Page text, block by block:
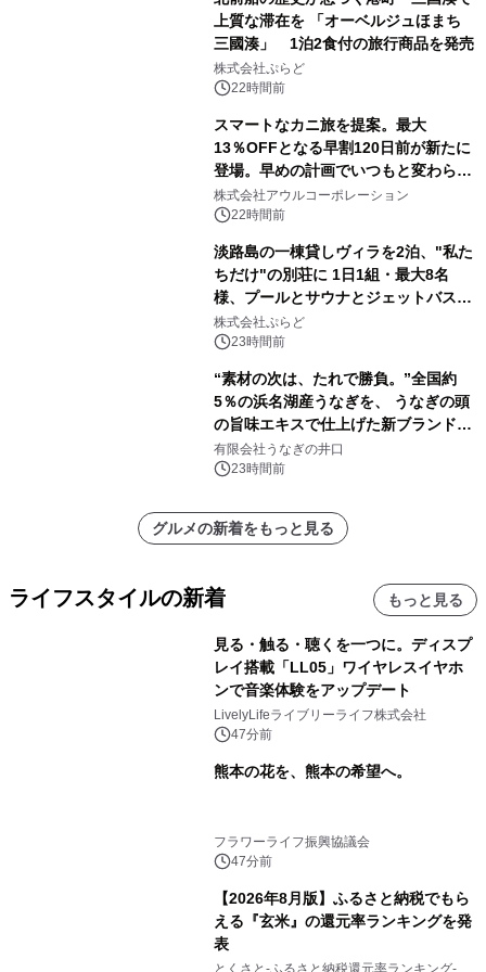
上質な滞在を 「オーベルジュほまち
三國湊」 1泊2食付の旅行商品を発売
株式会社ぷらど
22時間前
スマートなカニ旅を提案。最大
13％OFFとなる早割120日前が新たに
登場。早めの計画でいつもと変わらぬ
大人の冬旅を。ー夕日ヶ浦温泉「佳松
苑 別邸ふうか」ー
株式会社アウルコーポレーション
22時間前
淡路島の一棟貸しヴィラを2泊、"私た
ちだけ"の別荘に 1日1組・最大8名
様、プールとサウナとジェットバス付
きで Villa Mon Temps AWAJIの連泊
素泊りプラン
株式会社ぷらど
23時間前
“素材の次は、たれで勝負。”全国約
5％の浜名湖産うなぎを、 うなぎの頭
の旨味エキスで仕上げた新ブランド
「井口の誉」誕生
有限会社うなぎの井口
23時間前
グルメの新着をもっと見る
ライフスタイルの新着 もっと見る
見る・触る・聴くを一つに。ディスプ
レイ搭載「LL05」ワイヤレスイヤホ
ンで音楽体験をアップデート
LivelyLifeライブリーライフ株式会社
47分前
熊本の花を、熊本の希望へ。
フラワーライフ振興協議会
47分前
【2026年8月版】ふるさと納税でもら
える『玄米』の還元率ランキングを発
表
とくさと-ふるさと納税還元率ランキング-